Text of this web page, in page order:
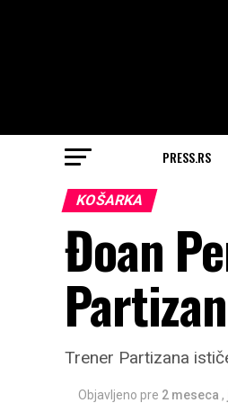
PRESS.RS
KOŠARKA
Đoan
Trener Partizana
Objavljeno pre 2 meseca ,